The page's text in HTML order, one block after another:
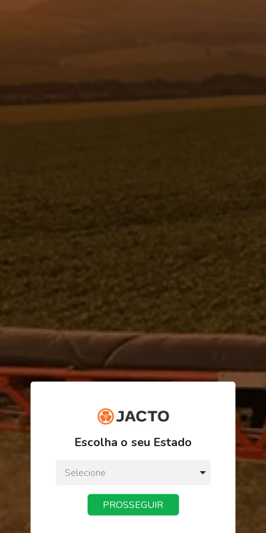
GRAMPO DE FIXACAO DAS
R$ 33,90
ou3xdeR$ 11,30
Preço a vista:
Escolha o seu Estado
PROSSEGUIR